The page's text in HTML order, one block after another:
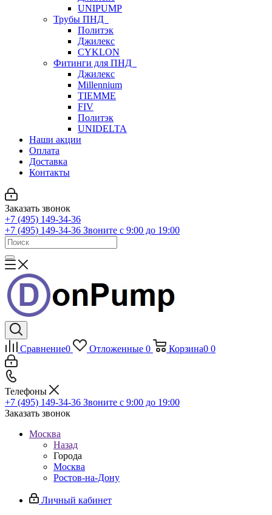
UNIPUMP
Трубы ПНД
Политэк
Джилекс
CYKLON
Фитинги для ПНД
Джилекс
Millennium
TIEMME
FIV
Политэк
UNIDELTA
Наши акции
Оплата
Доставка
Контакты
Заказать звонок
+7 (495) 149-34-36
+7 (495) 149-34-36 Звоните с 9:00 до 19:00
Сравнение0 Отложенные 0 Корзина0 0
Телефоны
+7 (495) 149-34-36 Звоните с 9:00 до 19:00
Заказать звонок
Москва
Назад
Города
Москва
Ростов-на-Дону
Личный кабинет